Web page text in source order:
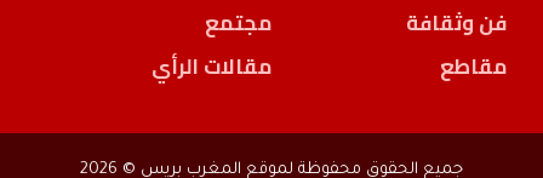
فن وثقافة
مجتمع
مقاطع
مقالات الرأي
جميع الحقوق محفوظة لموقع المغرب بريس © 2026